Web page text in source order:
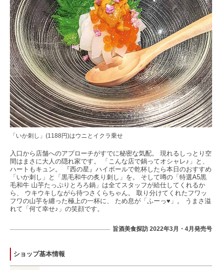
「いか刺し」(1188円)はウニとイクラ乗せ
入口から店舗へのアプローチがすでに秘密な気配。 現れるしっとり空
間はまさに大人の隠れ家です。 「こんな店で鍋ってオシャレ♪」と、
ハートもキュン。 『西の星』ハイボールで乾杯したら本日のおすすめ
「いか刺し」と「黒毛和牛の炙り刺し」を。 そして噂の「特選A5黒
毛和牛 山芋たっぷりとろろ鍋」は全てスタッフが給仕してくれるか
ら、 ウキウキしながら待つさくらちゃん。 取り分けてくれたフワッ
フワの山芋を纏った極上の一杯に、 ため息が「ふーっ♥」。 うまさ溢
れて「何て幸せ♪」の笑顔です。
旨酒美食探訪 2022年3月・4月発売号
ショップ基本情報